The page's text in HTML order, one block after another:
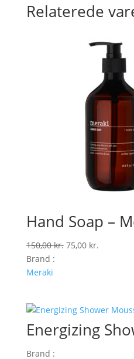
Relaterede
Hand Soap –
150,00kr. Den
75,00 kr.Den
Brand :
Meraki
Energizing
Brand :